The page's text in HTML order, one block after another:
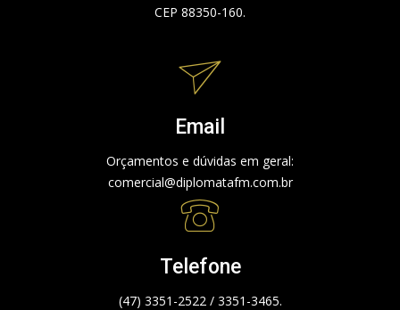
CEP 88350-160.
Email
Orçamentos e dúvidas em geral:
comercial@diplomatafm.com.br
Telefone
(47) 3351-2522 / 3351-3465.